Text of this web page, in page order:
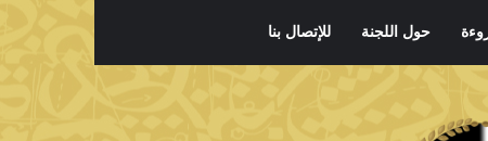
حول اللجنة للإتصال بنا